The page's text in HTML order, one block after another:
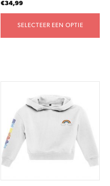
€34,99
SELECTEER EEN OPTIE
meerdere
variaties.
Deze
optie
kan